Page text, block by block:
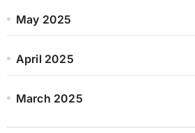
May 2025
April 2025
March 2025